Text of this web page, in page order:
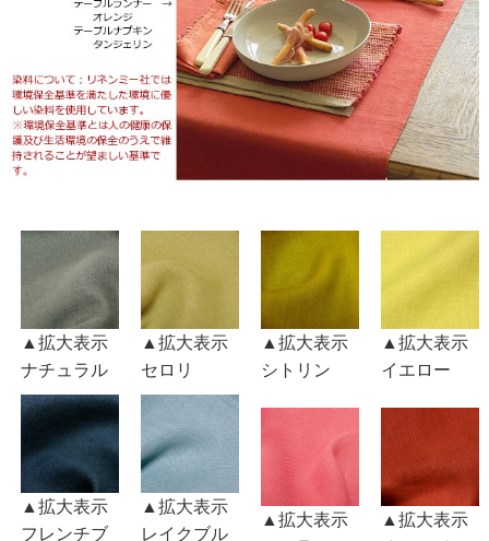
▲拡大表示
ナチュラル
▲拡大表示
セロリ
▲拡大表示
シトリン
▲拡大表示
イエロー
▲拡大表示
フレンチブ
▲拡大表示
レイクブル
▲拡大表示
▲拡大表示